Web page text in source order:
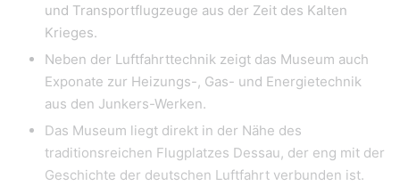
und Transportflugzeuge aus der Zeit des Kalten
Krieges.
Neben der Luftfahrttechnik zeigt das Museum auch
Exponate zur Heizungs-, Gas- und Energietechnik
aus den Junkers-Werken.
Das Museum liegt direkt in der Nähe des
traditionsreichen Flugplatzes Dessau, der eng mit der
Geschichte der deutschen Luftfahrt verbunden ist.